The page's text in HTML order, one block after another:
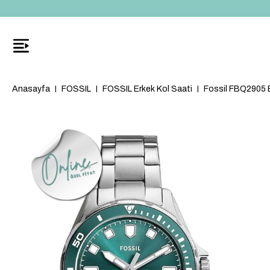
Anasayfa FOSSIL FOSSIL Erkek Kol Saati Fossil FBQ2905